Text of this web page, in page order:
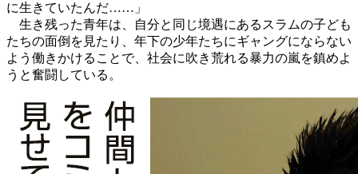
に生きていたんだ……」
生き残った青年は、自分と同じ境遇にあるスラムの子ども
たちの面倒を見たり、年下の少年たちにギャングにならない
よう働きかけることで、社会に吹き荒れる暴力の嵐を鎮めよ
うと奮闘している。